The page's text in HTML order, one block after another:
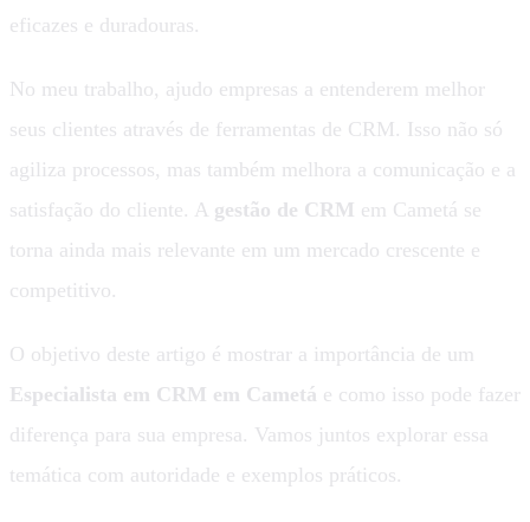
eficazes e duradouras.
No meu trabalho, ajudo empresas a entenderem melhor
seus clientes através de ferramentas de CRM. Isso não só
agiliza processos, mas também melhora a comunicação e a
satisfação do cliente. A gestão de CRM em Cametá se
torna ainda mais relevante em um mercado crescente e
competitivo.
O objetivo deste artigo é mostrar a importância de um
Especialista em CRM em Cametá e como isso pode fazer
diferença para sua empresa. Vamos juntos explorar essa
temática com autoridade e exemplos práticos.